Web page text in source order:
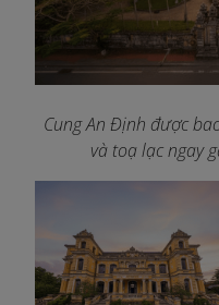
Cung An Định được
và toạ lạc ngay